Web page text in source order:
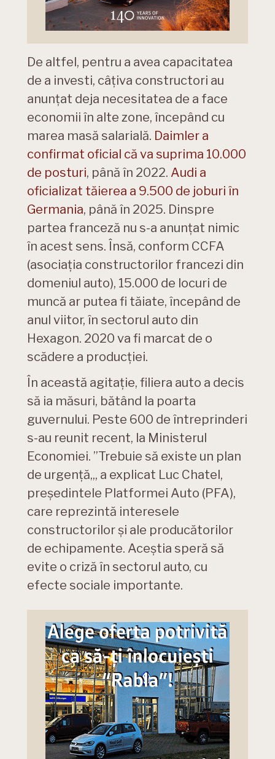
De altfel, pentru a avea capacitatea
de a investi, câțiva constructori au
anunțat deja necesitatea de a face
economii în alte zone, începând cu
marea masă salarială. Daimler a
confirmat oficial că va suprima 10.000
de posturi, până în 2022. Audi a
oficializat tăierea a 9.500 de joburi în
Germania, până în 2025. Dinspre
partea franceză nu s-a anunțat nimic
în acest sens. Însă, conform CCFA
(asociația constructorilor francezi din
domeniul auto), 15.000 de locuri de
muncă ar putea fi tăiate, începând de
anul viitor, în sectorul auto din
Hexagon. 2020 va fi marcat de o
scădere a producției.
În această agitație, filiera auto a decis
să ia măsuri, bătând la poarta
guvernului. Peste 600 de întreprinderi
s-au reunit recent, la Ministerul
Economiei. ”Trebuie să existe un plan
de urgență„, a explicat Luc Chatel,
președintele Platformei Auto (PFA),
care reprezintă interesele
constructorilor și ale producătorilor
de echipamente. Aceștia speră să
evite o criză în sectorul auto, cu
efecte sociale importante.